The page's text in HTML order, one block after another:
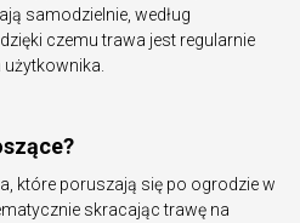
samodzielnie, według
czemu trawa jest regularnie
które poruszają się po ogrodzie w
skracając trawę na